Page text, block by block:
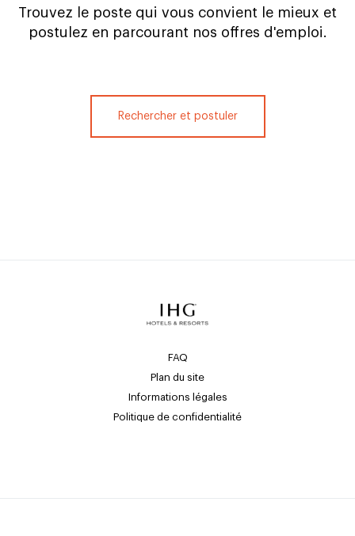
Rechercher et postuler
Trouvez le poste qui vous convient le mieux et
postulez en parcourant nos offres d'emploi.
FAQ
Plan du site
Informations légales
Politique de confidentialité